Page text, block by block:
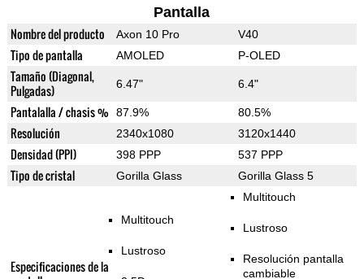
Pantalla
Nombre del producto Axon 10 Pro V40
Tipo de pantalla AMOLED P-OLED
Tamaño (Diagonal,
Pulgadas)
6.47" 6.4"
Pantalalla / chasis % 87.9% 80.5%
Resolución 2340x1080 3120x1440
Densidad (PPI) 398 PPP 537 PPP
Tipo de cristal Gorilla Glass Gorilla Glass 5
Especificaciones de la
Multitouch
Lustroso
Multitouch
Lustroso
Resolución pantalla
cambiable